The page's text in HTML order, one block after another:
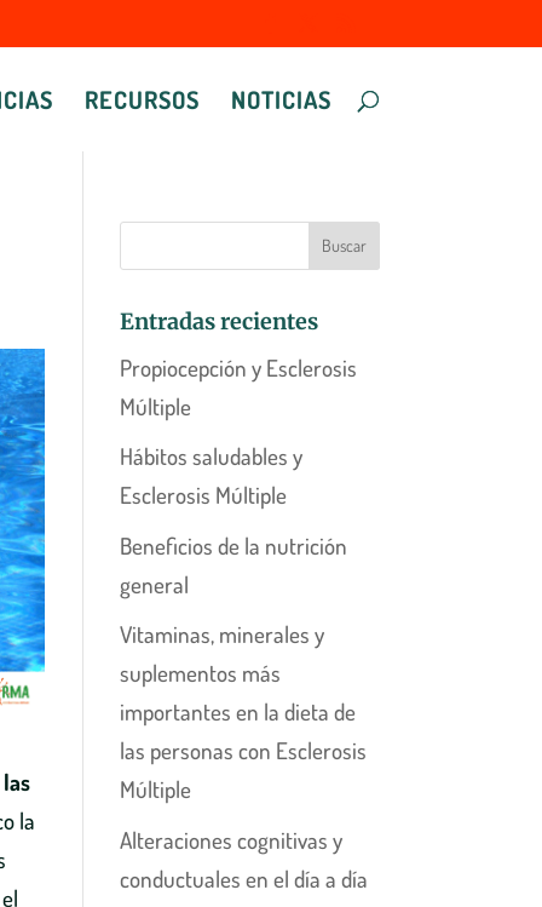
RECURSOS NOTICIAS
las
la
Entradas recientes
Propiocepción y Esclerosis
Múltiple
Hábitos saludables y
Esclerosis Múltiple
Beneficios de la nutrición
general
Vitaminas, minerales y
suplementos más
importantes en la dieta de
las personas con Esclerosis
Múltiple
Alteraciones cognitivas y
conductuales en el día a día